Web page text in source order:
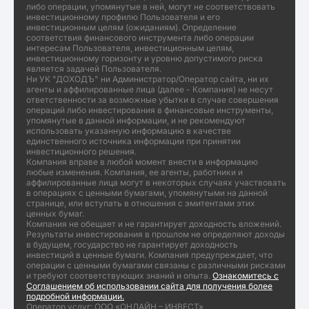
либо операции, упомянутые в ней, могут не соответствовать
инвестиционному профилю Пользователя и его
инвестиционным целям (ожиданиям). Определение
соответствия финансового инструмента либо операции
интересам Пользователя, инвестиционным целям,
инвестиционному горизонту и уровню допустимого риска
является задачей Пользователя.
Ни УК "ДОХОДЪ" ни Администратор/Оператор сайта, ни их
агенты и аффилированные лица (далее - Компания) не несут
ответственности за возможные убытки в случае совершения
операций либо инвестирования в финансовые инструменты,
упомянутые в данной информации, и не рекомендуют
использовать указанную информацию в качестве
единственного источника информации при принятии
инвестиционного решения.
Компания вправе в любой момент внести в информацию
любые изменения. Компания, ее агенты, работники и
аффилированные лица могут в некоторых случаях участвовать
в операциях с ценными бумагами, упомянутыми на данной
странице, или вступать в отношения с эмитентами этих
ценных бумаг.
Компания не обещает и не гарантирует доходность вложений.
Результаты инвестирования в прошлом не определяют доходы
в будущем, государство не гарантирует доходность
инвестиций в ценные бумаги. Компания предупреждает, что
операции с ценными бумагами связаны с различными рисками
и требуют соответствующих знаний и опыта. Ознакомитесь с
Соглашением об использовании сайта для получения более
подробной информации.
Оператор услуг: ООО «ОНЛАЙН – ИНВЕСТ»